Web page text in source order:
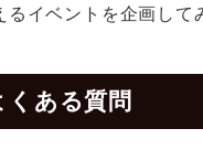
るイベントを企画して
くある質問